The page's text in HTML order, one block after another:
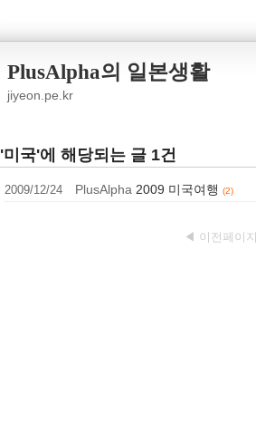
PlusAlpha의 일본생활
jiyeon.pe.kr
'미국'에 해당되는 글 1건
2009/12/24 PlusAlpha 2009 미국여행 (2)
◀ 이전페이지